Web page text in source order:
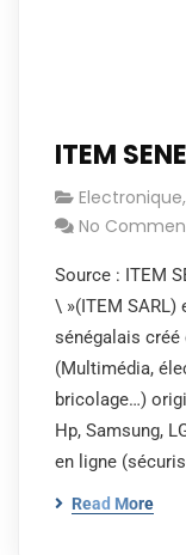
ITEM
Electronique,
No
Source : ITEM
\ »(ITEM SARL)
sénégalais créé
(Multimédia,
bricolage…)
Hp, Samsung,
en ligne
Read More